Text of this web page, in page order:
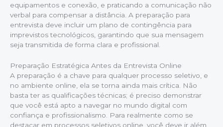
equipamentos e conexão, e praticando a comunicação não
verbal para compensar a distância. A preparação para
entrevista deve incluir um plano de contingência para
imprevistos tecnológicos, garantindo que sua mensagem
seja transmitida de forma clara e profissional.
Preparação Estratégica Antes da Entrevista Online
A preparação é a chave para qualquer processo seletivo, e
no ambiente online, ela se torna ainda mais crítica. Não
basta ter as qualificações técnicas; é preciso demonstrar
que você está apto a navegar no mundo digital com
confiança e profissionalismo. Para realmente como se
destacar em processos seletivos online, você deve ir além